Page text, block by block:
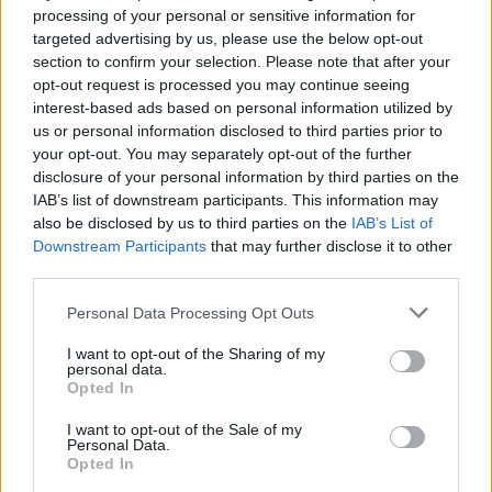
processing of your personal or sensitive information for
targeted advertising by us, please use the below opt-out
section to confirm your selection. Please note that after your
opt-out request is processed you may continue seeing
interest-based ads based on personal information utilized by
us or personal information disclosed to third parties prior to
your opt-out. You may separately opt-out of the further
disclosure of your personal information by third parties on the
IAB’s list of downstream participants. This information may
also be disclosed by us to third parties on the IAB’s List of
Downstream Participants that may further disclose it to other
Personal Data Processing Opt Outs
I want to opt-out of the Sharing of my
personal data.
Opted In
I want to opt-out of the Sale of my
Personal Data.
Opted In
00:01:05
Viduržemio jūra pasiekė rekordą: vanduo įkaito iki 33
laipsnių
Žinios | Pasaulis
Visi įrašai
Žiūrimiausi įrašai
00:00:30
Vaizdai iš tragiškos avarijos Vilniaus r.: dviejų moterų ir
Žinios | Lietuvos diena